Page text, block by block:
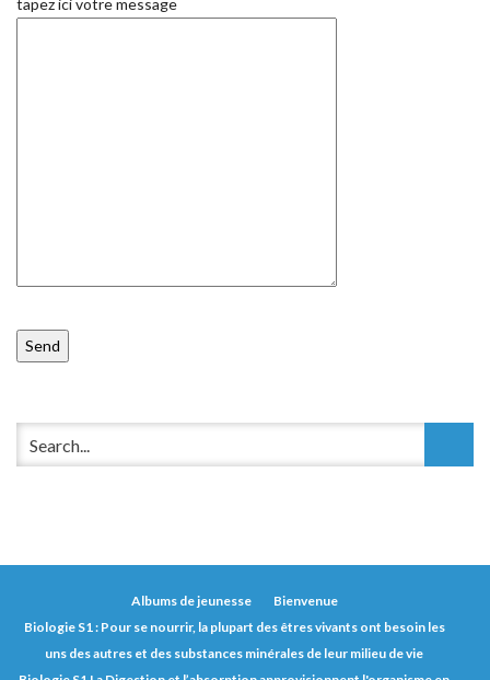
tapez ici votre message
Albums de jeunesse
Bienvenue
Biologie S1 : Pour se nourrir, la plupart des êtres vivants ont besoin les
uns des autres et des substances minérales de leur milieu de vie